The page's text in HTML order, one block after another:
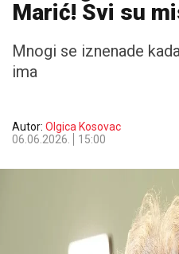
Marić! Svi su
Mnogi se iznenade
ima
Autor: Olgica Kosovac
06.06.2026.
15:00